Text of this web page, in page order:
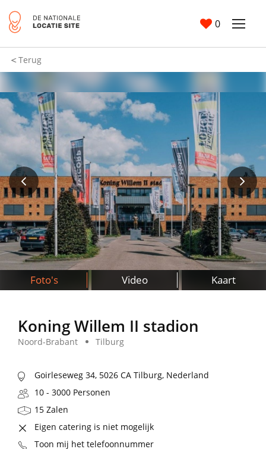
0
Terug
Foto's Video Kaart
Koning Willem II stadion
Noord-Brabant Tilburg
Goirleseweg 34, 5026 CA Tilburg, Nederland
10 - 3000 Personen
15 Zalen
Eigen catering is niet mogelijk
Toon mij het telefoonnummer